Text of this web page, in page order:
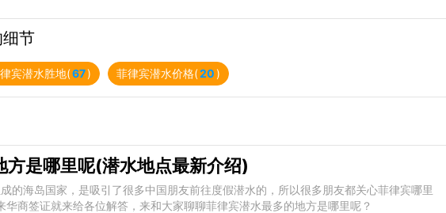
节
宾潜水胜地(67) 菲律宾潜水价格(20)
方是哪里呢(潜水地点最新介绍)
的海岛国家，是吸引了很多中国朋友前往度假潜水的，所以很多朋友都关心菲律宾哪里
商签证就来给各位解答，来和大家聊聊菲律宾潜水最多的地方是哪里呢？